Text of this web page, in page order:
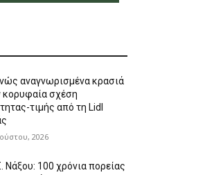
αναγνωρισμένα κρασιά
κορυφαία σχέση
τιμής από τη Lidl
2026
Νάξου: 100 χρόνια πορείας